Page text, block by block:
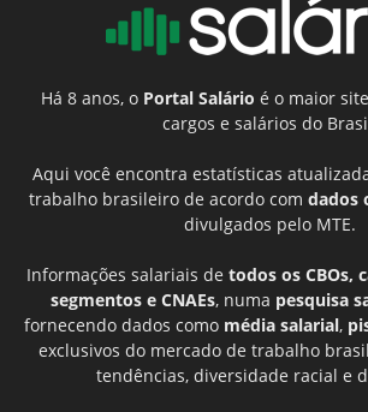
Há 8 anos, o Portal Salário é o maior
cargos e salários do
Aqui você encontra estatísticas
trabalho brasileiro de acordo com dados
divulgados pelo MTE.
Informações salariais de todos os CBOs,
segmentos e CNAEs, numa pesquisa
fornecendo dados como média salarial,
exclusivos do mercado de trabalho
tendências, diversidade racial e